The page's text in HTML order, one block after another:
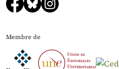
Membre de